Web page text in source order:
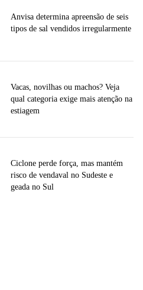
Anvisa determina apreensão de seis
tipos de sal vendidos irregularmente
Vacas, novilhas ou machos? Veja
qual categoria exige mais atenção na
estiagem
Ciclone perde força, mas mantém
risco de vendaval no Sudeste e
geada no Sul